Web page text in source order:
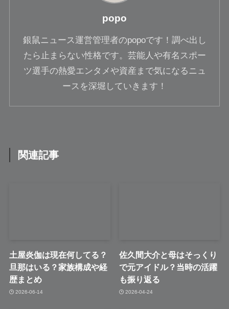
popo
銀鼠ニュース運営管理者のpopoです！調べ出し
たら止まらない性格です。芸能人や有名スポー
ツ選手の熱愛エンタメや資産まで気になるニュ
ースを深堀していきます！
関連記事
土屋炎伽は現在何してる？
旦那はいる？家族構成や経
歴まとめ
2026-06-14
佐久間大介と母はそっくり
で元アイドル？当時の活躍
も振り返る
2026-04-24